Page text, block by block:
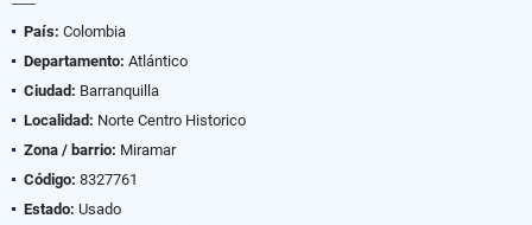
País: Colombia
Departamento: Atlántico
Ciudad: Barranquilla
Localidad: Norte Centro Historico
Zona / barrio: Miramar
Código: 8327761
Estado: Usado